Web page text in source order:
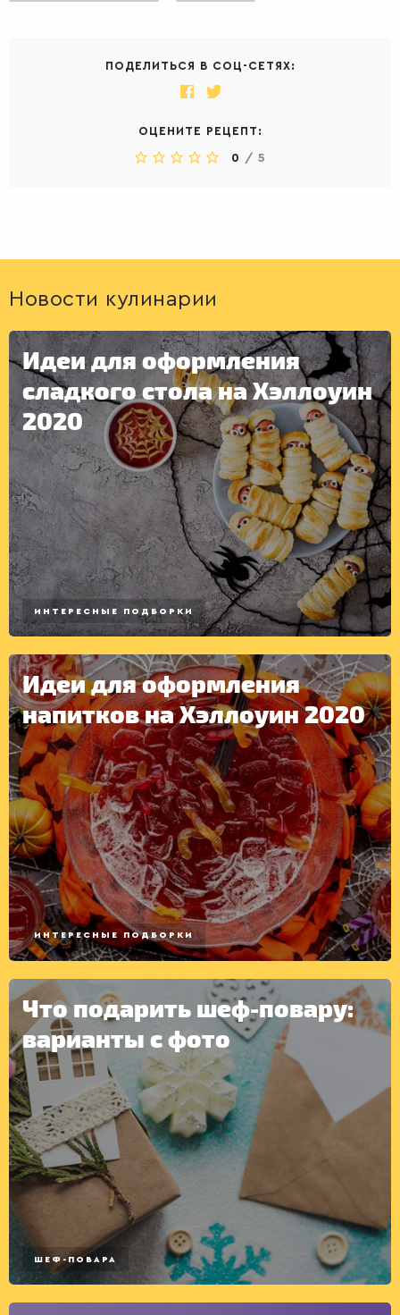
ДЕСЕРТЫ
КОНСЕРВАЦИЯ
ПОДЕЛИТЬСЯ В СОЦ-СЕТЯХ:
ОЦЕНИТЕ РЕЦЕПТ:
0 / 5
Новости кулинарии
Идеи для оформления
сладкого стола на Хэллоуин
2020
ИНТЕРЕСНЫЕ ПОДБОРКИ
Идеи для оформления
напитков на Хэллоуин 2020
ИНТЕРЕСНЫЕ ПОДБОРКИ
Что подарить шеф-повару:
варианты с фото
ШЕФ-ПОВАРА